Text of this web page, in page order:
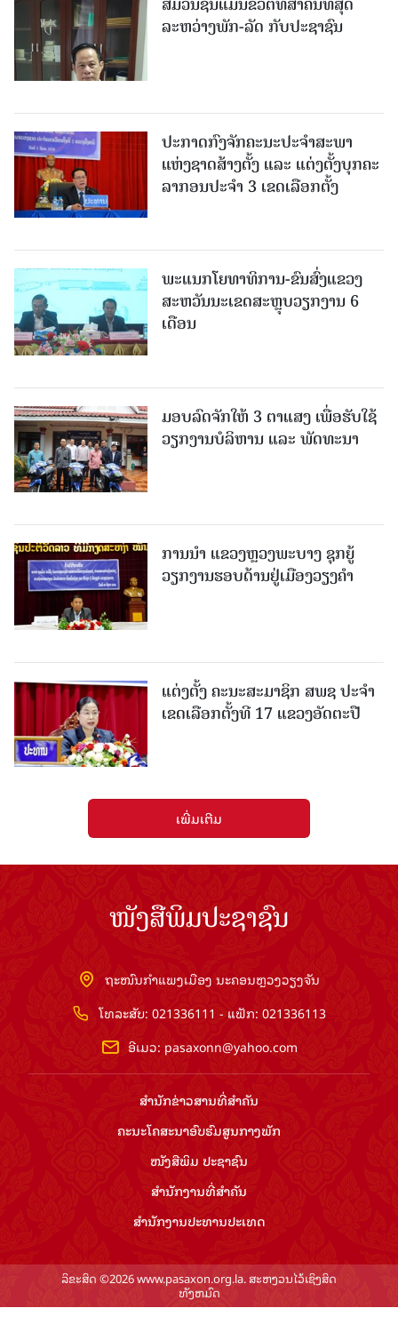
ລະຫວ່າງພັກ-ລັດ ກັບປະຊາຊົນ
ປະກາດກົງຈັກຄະນະປະຈໍາສະພາ
ແຫ່ງຊາດສ້າງຕັ້ງ ແລະ ແຕ່ງຕັ້ງບຸກຄະ
ລາກອນປະຈໍາ 3 ເຂດເລືອກຕັ້ງ
ພະແນກໂຍທາທິການ-ຂົນສົ່ງແຂວງ
ສະຫວັນນະເຂດສະຫຼຸບວຽກງານ 6
ເດືອນ
ມອບລົດຈັກໃຫ້ 3 ຕາແສງ ເພື່ອຮັບໃຊ້
ວຽກງານບໍລິຫານ ແລະ ພັດທະນາ
ການນຳ ແຂວງຫຼວງພະບາງ ຊຸກຍູ້
ວຽກງານຮອບດ້ານຢູ່ເມືອງວຽງຄໍາ
ແຕ່ງຕັ້ງ ຄະນະສະມາຊິກ ສພຊ ປະຈຳ
ເຂດເລືອກຕັ້ງທີ 17 ແຂວງອັດຕະປື
ເພີ່ມເຕີມ
ໜັງສືພິມປະຊາຊົນ
ຖະໜົນກຳແພງເມືອງ ນະຄອນຫຼວງວຽງຈັນ
ໂທລະສັບ: 021336111 - ແຟັກ: 021336113
ອີເມວ: pasaxonn@yahoo.com
ສຳ​ນັກ​ຂ່າວ​ສານ​ທີ່​ສຳ​ຄັນ​
ຄະນະໂຄສະນາອົບຮົມ​ສູນ​ກາງ​ພັກ
ໜັງສືພິມ ປະ​ຊາ​ຊົນ
ສຳ​ນັກ​ງານ​ທີ່​ສຳ​ຄັນ
ສຳ​ນັກ​ງານ​ປະ​ທານ​ປະ​ເທດ
ລິຂະສິດ ©2026 www.pasaxon.org.la. ສະຫງວນໄວ້ເຊິງສິດ
ທັງຫມົດ